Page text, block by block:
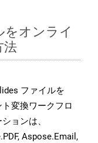
をオンライ
法
ファイルを
変換ワークフロ
ョンは、
Aspose.Email,